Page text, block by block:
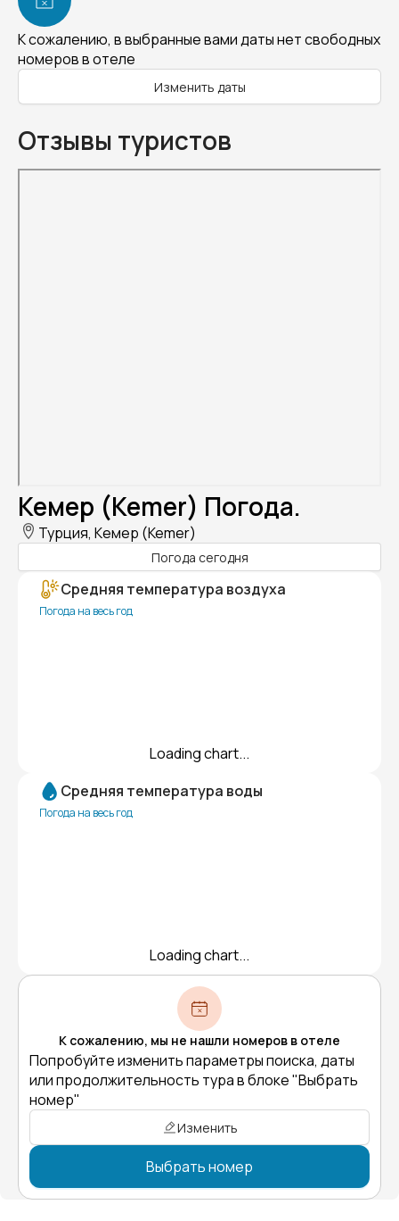
К сожалению, в выбранные вами даты нет свободных
номеров в отеле
Изменить даты
Отзывы туристов
Кемер (Kemer) Погода.
Турция, Кемер (Kemer)
Погода сегодня
Средняя температура воздуха
Погода на весь год
Loading chart...
Средняя температура воды
Погода на весь год
Loading chart...
К сожалению, мы не нашли номеров в отеле
Попробуйте изменить параметры поиска, даты
или продолжительность тура в блоке "Выбрать
номер"
Изменить
Выбрать номер